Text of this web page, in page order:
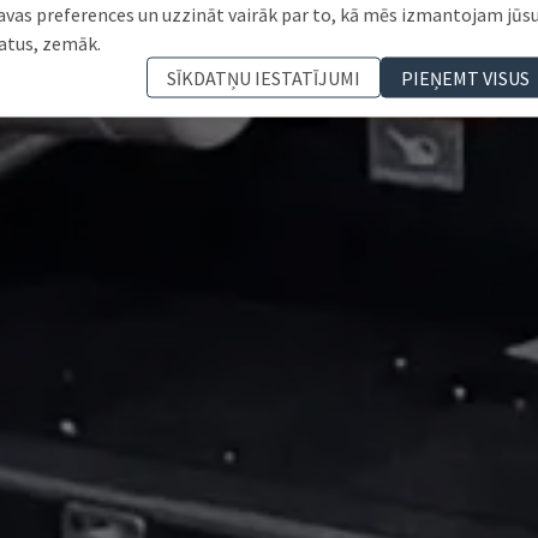
preferences un uzzināt vairāk par to, kā mēs izmantojam
zemāk.
SĪKDATŅU IESTATĪJUMI
PIEŅEMT VISUS